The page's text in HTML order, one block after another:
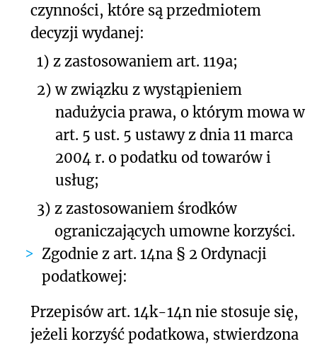
czynności, które są przedmiotem
decyzji wydanej:
1) z zastosowaniem art. 119a;
2) w związku z wystąpieniem
nadużycia prawa, o którym mowa w
art. 5 ust. 5 ustawy z dnia 11 marca
2004 r. o podatku od towarów i
usług;
3) z zastosowaniem środków
ograniczających umowne korzyści.
Zgodnie z art. 14na § 2 Ordynacji
podatkowej:
Przepisów art. 14k-14n nie stosuje się,
jeżeli korzyść podatkowa, stwierdzona